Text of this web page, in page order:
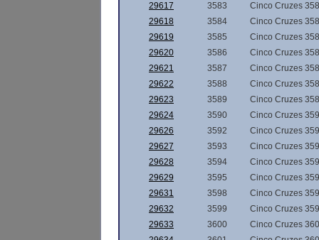
29617
3583
Cinco Cruzes
29618
3584
Cinco Cruzes
29619
3585
Cinco Cruzes
29620
3586
Cinco Cruzes
29621
3587
Cinco Cruzes
29622
3588
Cinco Cruzes
29623
3589
Cinco Cruzes
29624
3590
Cinco Cruzes
29626
3592
Cinco Cruzes
29627
3593
Cinco Cruzes
29628
3594
Cinco Cruzes
29629
3595
Cinco Cruzes
29631
3598
Cinco Cruzes
29632
3599
Cinco Cruzes
29633
3600
Cinco Cruzes